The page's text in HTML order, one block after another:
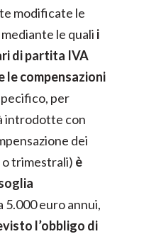
modificate le
le quali i
di partita IVA
le compensazioni
per
introdotte con
dei
trimestrali) è
5.000 euro annui,
l’obbligo di